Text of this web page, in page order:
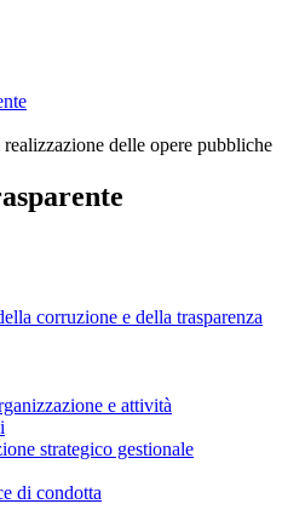
delle opere pubbliche
corruzione e della trasparenza
e attività
strategico gestionale
di condotta